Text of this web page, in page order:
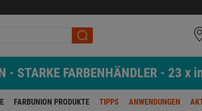
- STARKE FARBENHÄNDLER - 23 x
FARBUNION PRODUKTE TIPPS ANWENDUNGEN